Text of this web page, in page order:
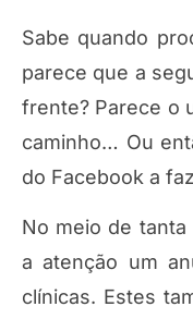
Sabe quando
parece que a
frente? Parece o
caminho… Ou
do Facebook a
No meio de tanta
a atenção um
clínicas. Estes